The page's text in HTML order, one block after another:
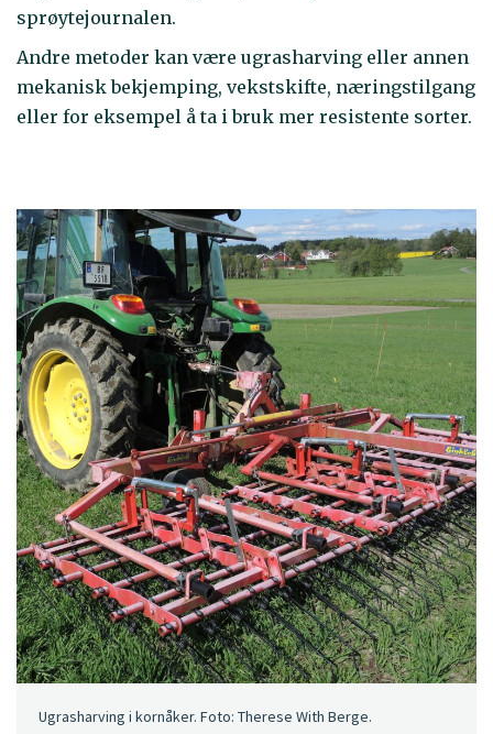
sprøytejournalen.
Andre metoder kan være ugrasharving eller annen
mekanisk bekjemping, vekstskifte, næringstilgang
eller for eksempel å ta i bruk mer resistente sorter.
Ugrasharving i kornåker. Foto: Therese With Berge.